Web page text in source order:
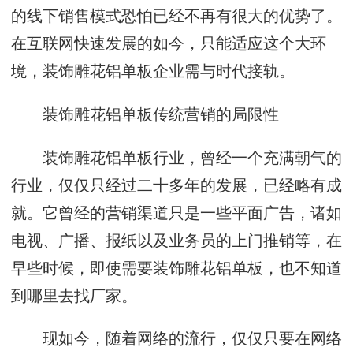
的线下销售模式恐怕已经不再有很大的优势了。
在互联网快速发展的如今，只能适应这个大环
境，装饰雕花铝单板企业需与时代接轨。
装饰雕花铝单板传统营销的局限性
装饰雕花铝单板行业，曾经一个充满朝气的
行业，仅仅只经过二十多年的发展，已经略有成
就。它曾经的营销渠道只是一些平面广告，诸如
电视、广播、报纸以及业务员的上门推销等，在
早些时候，即使需要装饰雕花铝单板，也不知道
到哪里去找厂家。
现如今，随着网络的流行，仅仅只要在网络